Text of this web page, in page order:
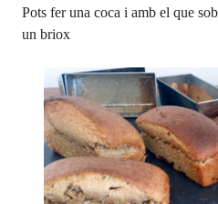
Pots fer una coca i amb el que
un briox